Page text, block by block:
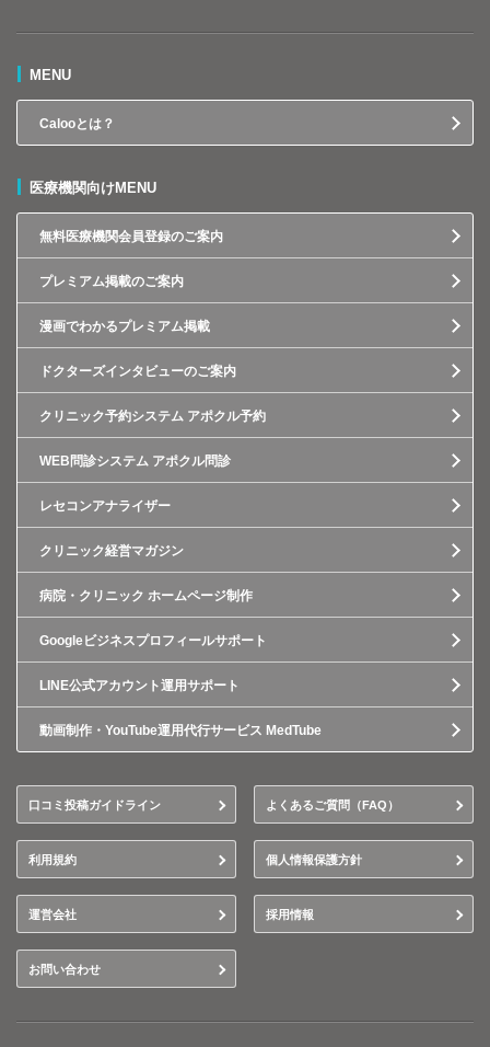
MENU
Calooとは？
医療機関向けMENU
無料医療機関会員登録のご案内
プレミアム掲載のご案内
漫画でわかるプレミアム掲載
ドクターズインタビューのご案内
クリニック予約システム アポクル予約
WEB問診システム アポクル問診
レセコンアナライザー
クリニック経営マガジン
病院・クリニック ホームページ制作
Googleビジネスプロフィールサポート
LINE公式アカウント運用サポート
動画制作・YouTube運用代行サービス MedTube
口コミ投稿ガイドライン よくあるご質問（FAQ）
利用規約 個人情報保護方針
運営会社 採用情報
お問い合わせ